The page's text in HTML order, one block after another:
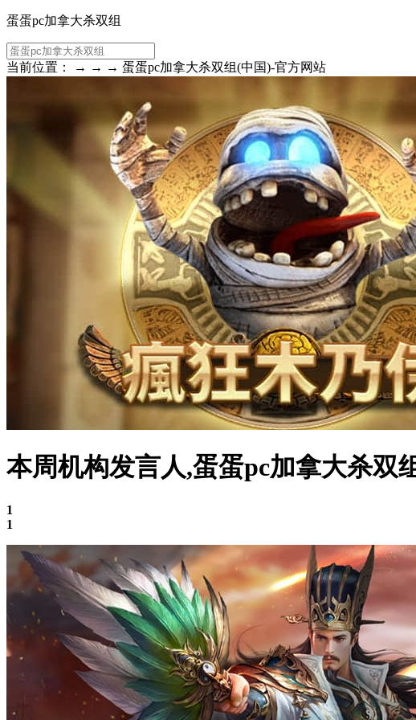
蛋蛋pc加拿大杀双组
当前位置： → → → 蛋蛋pc加拿大杀双组(中国)-官方网站
本周机构发言人,蛋蛋pc加拿大杀双
1
1